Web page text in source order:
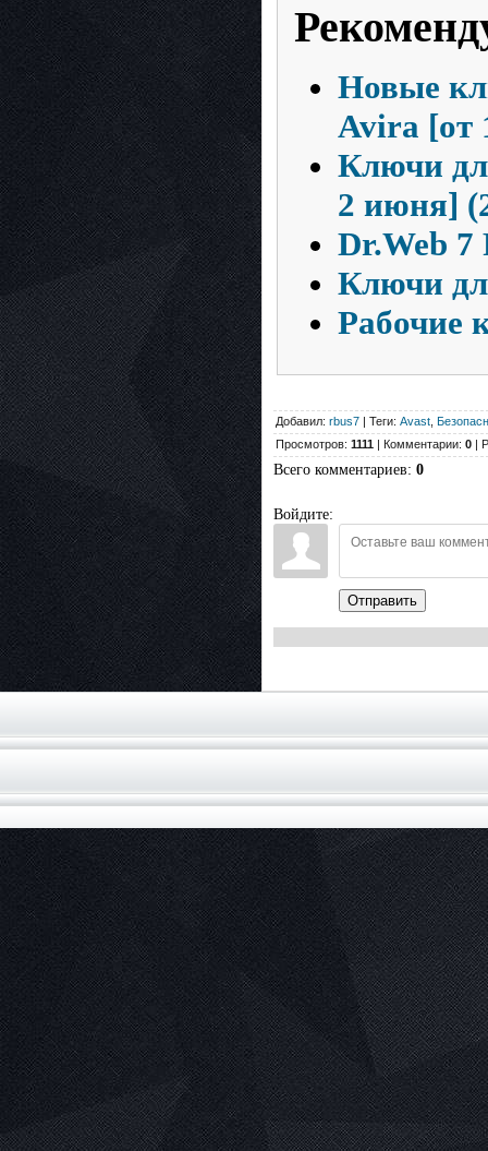
Новые
Avira [от
Ключи
2 июня]
Dr.Web 7
Ключи
Рабочие
Добавил: rbus7 | Теги: Avast
Просмотров: 1111 | Комментарии: 0 |
Всего комментариев: 0
Войдите:
Отправить